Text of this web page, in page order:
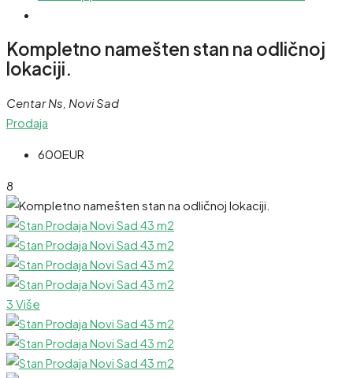
Kompletno namešten stan na odličnoj
lokaciji.
Centar Ns, Novi Sad
Prodaja
600EUR
8
3 Više